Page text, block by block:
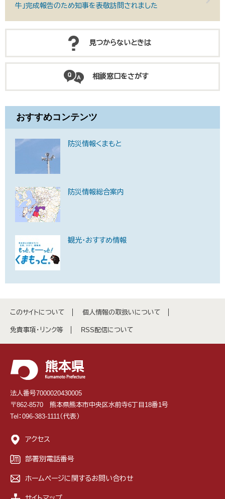
牛」完成報告のため知事を表敬訪問されました
見つからないときは
相談窓口をさがす
おすすめコンテンツ
防災情報くまもと
防災情報総合案内
観光・おすすめ情報
このサイトについて 個人情報の取扱いについて
免責事項・リンク等 RSS配信について
法人番号7000020430005
〒862-8570 熊本県熊本市中央区水前寺6丁目18番1号
Tel：096-383-1111（代表）
アクセス
部署別電話番号
ホームページに関するお問い合わせ